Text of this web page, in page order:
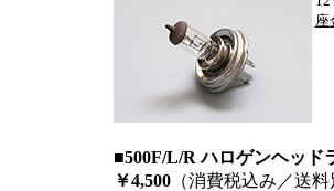
座
■500F/L/R ハロゲンヘッド
￥4,500（消費税込み／送料